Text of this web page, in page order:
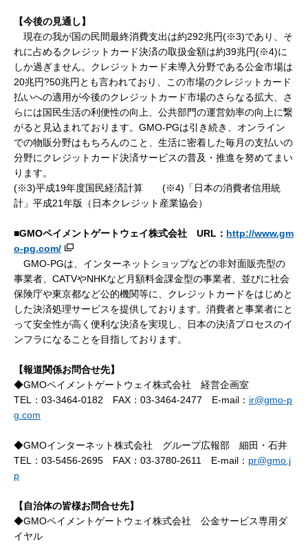
【今後の見通し】
現在の我が国の民間最終消費支出は約292兆円(※3)であり、そ
れに占めるクレジットカード決済の取扱金額は約39兆円(※4)に
しか過ぎません。クレジットカード未導入分野である公金市場は
20兆円?50兆円とも言われており、この市場のクレジットカード
払いへの適用が今後のクレジットカード市場のさらなる拡大、さ
らには国民生活の利便性の向上、公共部門の運営効率の向上に繋
がると見込まれております。GMO-PGは引き続き、オンライン
での物販分野はもちろんのこと、生活に密着した毎月の支払いの
分野にクレジットカード決済サービスの普及・推進を努めてまい
ります。
(※3)平成19年度国民経済計算 (※4)「日本の消費者信用統
計」平成21年版（日本クレジット産業協会）
■GMOペイメントゲートウェイ株式会社 URL ： http://www.gm
o-pg.com/
GMO-PGは、インターネットショップなどの非対面販売型の
事業者、CATVやNHKなど月額料金課金型の事業者、並びに社会
保険庁や東京都など公的機関等に、クレジットカードをはじめと
した決済処理サービスを提供しております。消費者と事業者にと
って安全性が高く便利な決済を実現し、日本の決済プロセスのイ
ンフラになることを目指しております。
【報道関係お問合せ先】
◆GMOペイメントゲートウェイ株式会社 経営企画室
TEL：03-3464-0182 FAX：03-3464-2477 E-mail： ir@gmo-p
g.com
◆GMOインターネット株式会社 グループ広報部 細田・石井
TEL：03-5456-2695 FAX：03-3780-2611 E-mail： pr@gmo.j
p
【自治体の皆様お問合せ先】
◆GMOペイメントゲートウェイ株式会社 公金サービス専用ダ
イヤル